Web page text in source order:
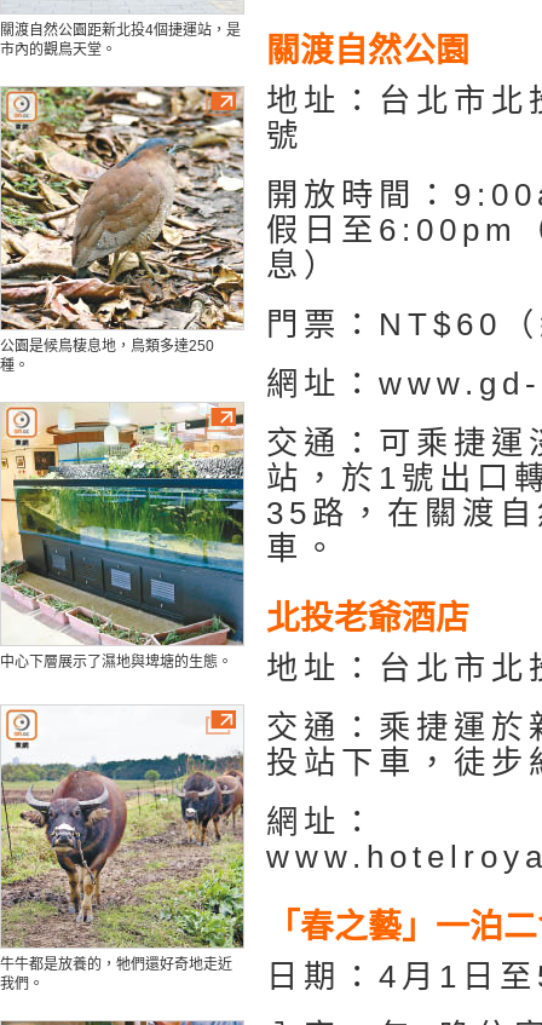
關渡自然公園距新北投4個捷運站，是
市內的觀鳥天堂。
公園是候鳥棲息地，鳥類多達250
種。
中心下層展示了濕地與埤塘的生態。
牛牛都是放養的，牠們還好奇地走近
我們。
關渡自然公園
地址：台北市
號
開放時間：
假日至6:00pm
息）
門票：NT$60
網址：
交通：可乘捷運
站，於1號出口
35路，在關渡
車。
北投老爺酒店
地址：台北市
交通：乘捷運於
投站下車，徒步
網址：
「春之藝」一泊
日期：4月1日